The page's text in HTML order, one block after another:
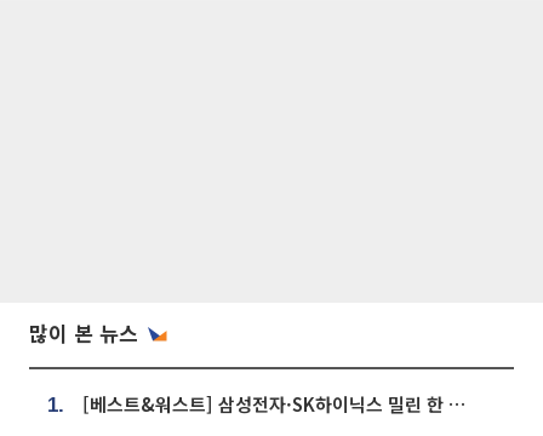
많이 본 뉴스
1. [베스트&워스트] 삼성전자·SK하이닉스 밀린 한 주…상상인증권은 85% 급등